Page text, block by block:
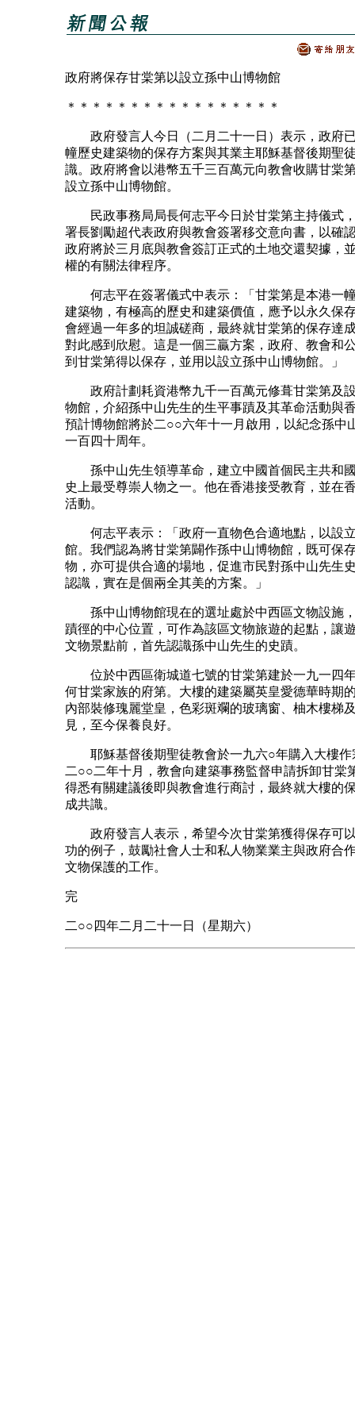
政府將保存甘棠第以設立孫中山博物館
＊＊＊＊＊＊＊＊＊＊＊＊＊＊＊＊＊
政府發言人今日（二月二十一日）表示，政府
幢歷史建築物的保存方案與其業主耶穌基督後期聖
識。政府將會以港幣五千三百萬元向教會收購甘棠
設立孫中山博物館。
民政事務局局長何志平今日於甘棠第主持儀式
署長劉勵超代表政府與教會簽署移交意向書，以確
政府將於三月底與教會簽訂正式的土地交還契據，
權的有關法律程序。
何志平在簽署儀式中表示：「甘棠第是本港一
建築物，有極高的歷史和建築價值，應予以永久保
會經過一年多的坦誠磋商，最終就甘棠第的保存達
對此感到欣慰。這是一個三贏方案，政府、教會和
到甘棠第得以保存，並用以設立孫中山博物館。」
政府計劃耗資港幣九千一百萬元修葺甘棠第及
物館，介紹孫中山先生的生平事蹟及其革命活動與
預計博物館將於二○○六年十一月啟用，以紀念孫中
一百四十周年。
孫中山先生領導革命，建立中國首個民主共和
史上最受尊崇人物之一。他在香港接受教育，並在
活動。
何志平表示：「政府一直物色合適地點，以設
館。我們認為將甘棠第闢作孫中山博物館，既可保
物，亦可提供合適的場地，促進市民對孫中山先生
認識，實在是個兩全其美的方案。」
孫中山博物館現在的選址處於中西區文物設施
蹟徑的中心位置，可作為該區文物旅遊的起點，讓
文物景點前，首先認識孫中山先生的史蹟。
位於中西區衛城道七號的甘棠第建於一九一四
何甘棠家族的府第。大樓的建築屬英皇愛德華時期
內部裝修瑰麗堂皇，色彩斑斕的玻璃窗、柚木樓梯
見，至今保養良好。
耶穌基督後期聖徒教會於一九六○年購入大樓作
二○○二年十月，教會向建築事務監督申請拆卸甘棠
得悉有關建議後即與教會進行商討，最終就大樓的
成共識。
政府發言人表示，希望今次甘棠第獲得保存可
功的例子，鼓勵社會人士和私人物業業主與政府合
文物保護的工作。
完
二○○四年二月二十一日（星期六）